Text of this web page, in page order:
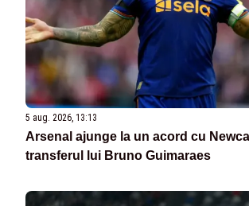
5 aug. 2026, 13:13
Arsenal ajunge la un acord cu
transferul lui Bruno Guimaraes